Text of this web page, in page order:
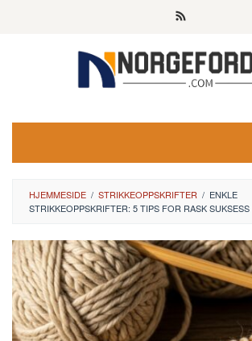
HJEMMESIDE / STRIKKEOPPSKRIFTER / ENKLE
STRIKKEOPPSKRIFTER: 5 TIPS FOR RASK SUKSESS